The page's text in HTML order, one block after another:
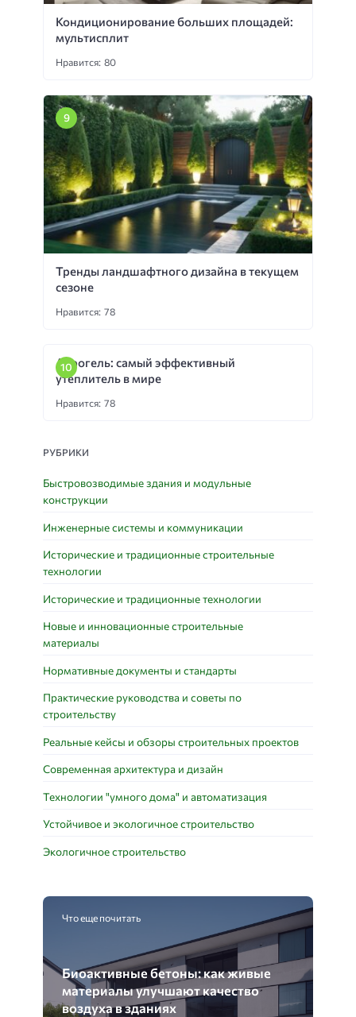
Кондиционирование больших площадей:
мультисплит
Нравится: 80
Тренды ландшафтного дизайна в текущем
сезоне
Нравится: 78
Аэрогель: самый эффективный
утеплитель в мире
Нравится: 78
РУБРИКИ
Быстровозводимые здания и модульные
конструкции
Инженерные системы и коммуникации
Исторические и традиционные строительные
технологии
Исторические и традиционные технологии
Новые и инновационные строительные
материалы
Нормативные документы и стандарты
Практические руководства и советы по
строительству
Реальные кейсы и обзоры строительных проектов
Современная архитектура и дизайн
Технологии "умного дома" и автоматизация
Устойчивое и экологичное строительство
Экологичное строительство
Что еще почитать
Биоактивные бетоны: как живые
материалы улучшают качество
воздуха в зданиях